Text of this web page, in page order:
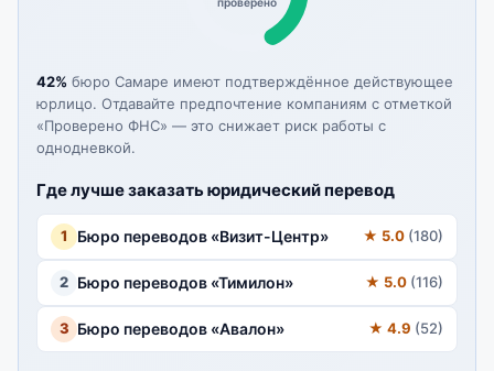
42% бюро Самаре имеют подтверждённое действующее
юрлицо. Отдавайте предпочтение компаниям с отметкой
«Проверено ФНС» — это снижает риск работы с
однодневкой.
Где лучше заказать юридический перевод
1 Бюро переводов «Визит-Центр» ★ 5.0 (180)
2 Бюро переводов «Тимилон» ★ 5.0 (116)
3 Бюро переводов «Авалон» ★ 4.9 (52)